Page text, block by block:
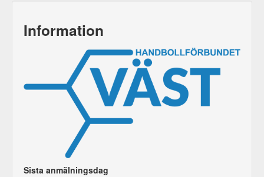
Information
Sista anmälningsdag